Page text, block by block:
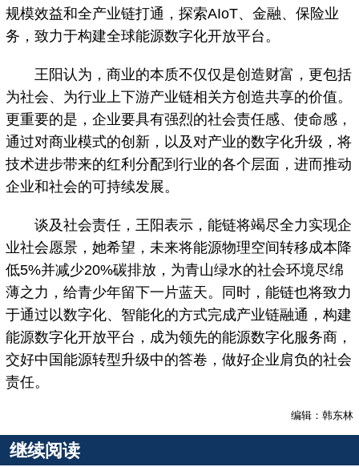
规模效益和全产业链打通，探索AIoT、金融、保险业
务，致力于构建全球能源数字化开放平台。
王阳认为，商业的本质不仅仅是创造财富，更包括
为社会、为行业上下游产业链相关方创造共享的价值。
更重要的是，企业要具有强烈的社会责任感、使命感，
通过对商业模式的创新，以及对产业的数字化升级，将
技术进步带来的红利分配到行业的各个层面，进而推动
企业和社会的可持续发展。
谈及社会责任，王阳表示，能链将竭尽全力实现企
业社会愿景，她希望，未来将能源物理空间转移成本降
低5%并减少20%碳排放，为青山绿水的社会环境尽绵
薄之力，给青少年留下一片蓝天。同时，能链也将致力
于通过以数字化、智能化的方式完成产业链融通，构建
能源数字化开放平台，成为领先的能源数字化服务商，
交好中国能源转型升级中的答卷，做好企业肩负的社会
责任。
编辑：韩东林
继续阅读